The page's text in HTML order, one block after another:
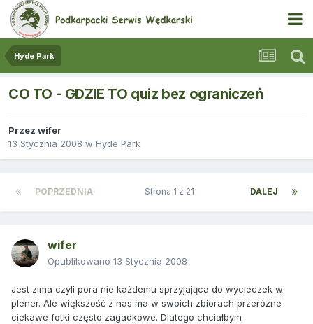
Hyde Park
CO TO - GDZIE TO quiz bez ograniczeń
Przez wifer
13 Stycznia 2008 w Hyde Park
POPRZEDNIA DALEJ
Strona 1 z 21
wifer
Opublikowano 13 Stycznia 2008
Jest zima czyli pora nie każdemu sprzyjająca do wycieczek w
plener. Ale większość z nas ma w swoich zbiorach przeróżne
ciekawe fotki często zagadkowe. Dlatego chciałbym